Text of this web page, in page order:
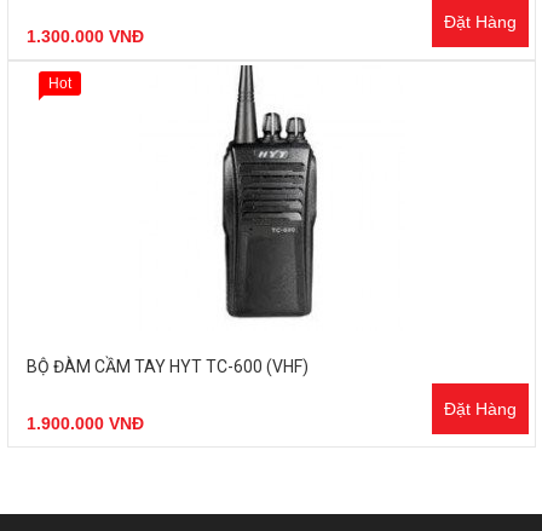
1.300.000 VNĐ
Đặt Hàng
BỘ ĐÀM CẦM TAY HYT TC-600 (VHF)
1.900.000 VNĐ
Đặt Hàng
Hot